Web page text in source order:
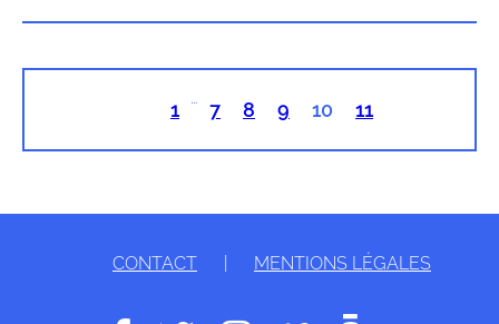
1
…
7 8 9 10 11
CONTACT MENTIONS LÉGALES